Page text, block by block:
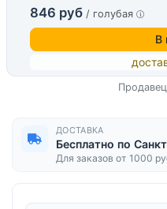
846 руб / голубая
В
ДОСТАВКА
Бесплатно по
Для заказов от 1000